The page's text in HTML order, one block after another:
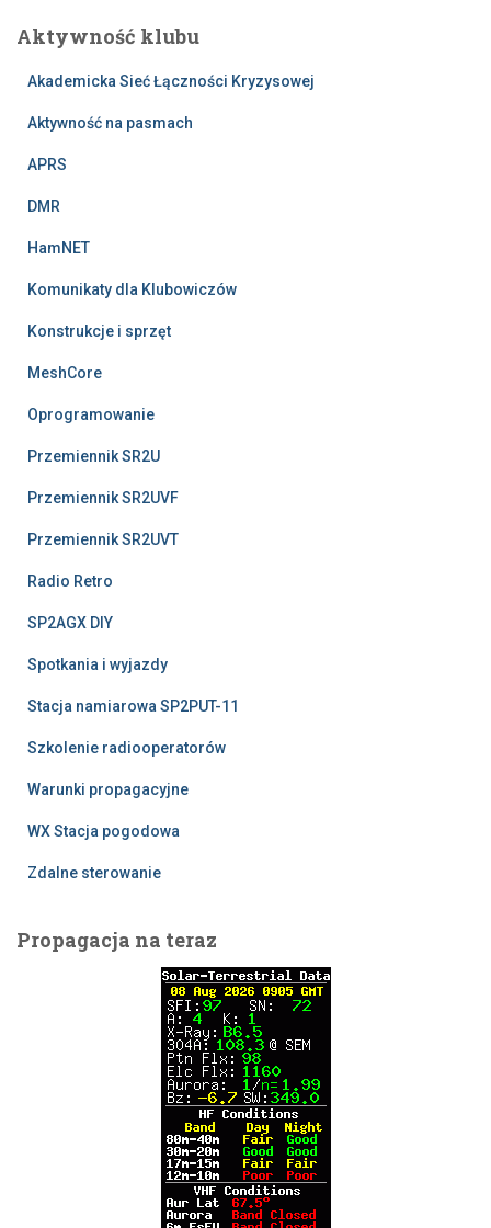
Aktywność klubu
Akademicka Sieć Łączności Kryzysowej
Aktywność na pasmach
APRS
DMR
HamNET
Komunikaty dla Klubowiczów
Konstrukcje i sprzęt
MeshCore
Oprogramowanie
Przemiennik SR2U
Przemiennik SR2UVF
Przemiennik SR2UVT
Radio Retro
SP2AGX DIY
Spotkania i wyjazdy
Stacja namiarowa SP2PUT-11
Szkolenie radiooperatorów
Warunki propagacyjne
WX Stacja pogodowa
Zdalne sterowanie
Propagacja na teraz